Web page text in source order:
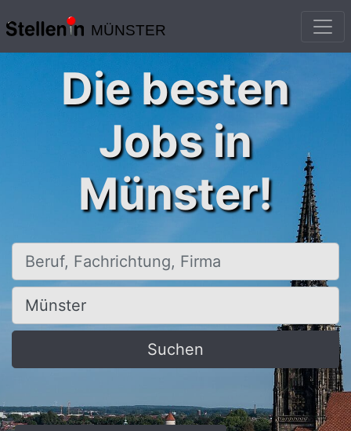
MÜNSTER
Die besten
Jobs in
Münster!
Beruf, Fachrichtung, Firma
Ort, Stadt
Suchen